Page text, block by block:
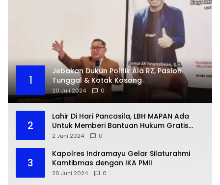
1
Jebakan Dukun Politik Ala RZ, Paslon
Tunggal & Kotak Kosong
20 Juli 2024 0
2
Lahir Di Hari Pancasila, LBH MAPAN Ada
Untuk Memberi Bantuan Hukum Gratis
Bagi Masyarakat Kurang Mampu
2 Juni 2024 0
3
Kapolres Indramayu Gelar Silaturahmi
Kamtibmas dengan IKA PMII
20 Juni 2024 0